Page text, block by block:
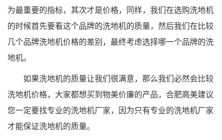
为最重要的指标，其次才是价格，同样，我们在选购洗地机
的时候首先要看这个品牌的洗地机的质量，然后我们在比较
几个品牌洗地机价格的差别，最终考虑选择哪一个品牌的洗
地机。
如果洗地机的质量让我们很满意，那么我们必然会比较
洗地机价格，大家都想买到物美价廉的产品，合肥高美建议
您一定要找专业的洗地机厂家，因为只有专业的洗地机厂家
才能保证洗地机的质量。